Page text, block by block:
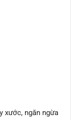
xước, ngăn ngừa